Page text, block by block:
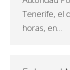
Tenerife, el
horas, en…